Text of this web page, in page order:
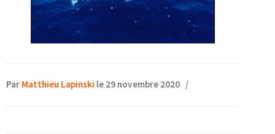
Par Matthieu Lapinski le 29 novembre 2020 /